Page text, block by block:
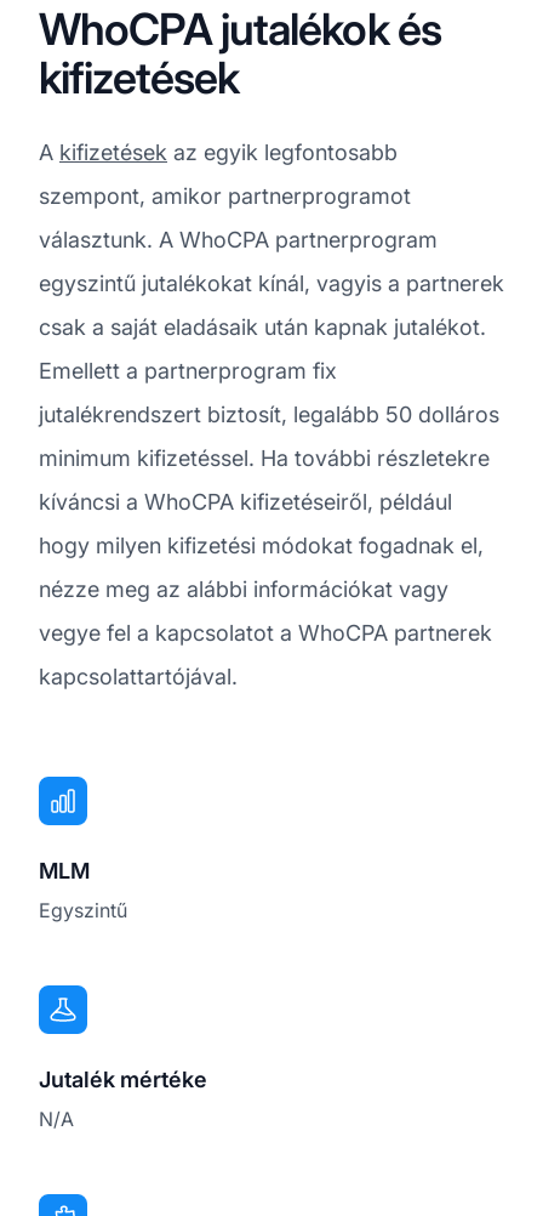
WhoCPA jutalékok és
kifizetések
A kifizetések az egyik legfontosabb
szempont, amikor partnerprogramot
választunk. A WhoCPA partnerprogram
egyszintű jutalékokat kínál, vagyis a partnerek
csak a saját eladásaik után kapnak jutalékot.
Emellett a partnerprogram fix
jutalékrendszert biztosít, legalább 50 dolláros
minimum kifizetéssel. Ha további részletekre
kíváncsi a WhoCPA kifizetéseiről, például
hogy milyen kifizetési módokat fogadnak el,
nézze meg az alábbi információkat vagy
vegye fel a kapcsolatot a WhoCPA partnerek
kapcsolattartójával.
MLM
Egyszintű
Jutalék mértéke
N/A